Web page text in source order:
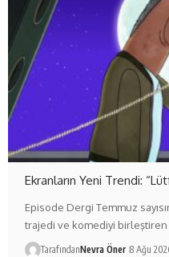
Ekranların Yeni Trendi:
Episode Dergi Temmuz
trajedi ve komediyi birleştiren
TarafındanNevra Öner 8 Ağu